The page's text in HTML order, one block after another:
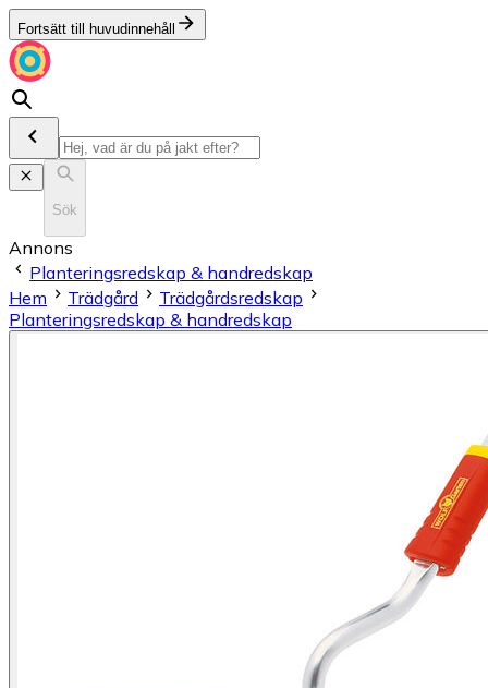
Fortsätt till huvudinnehåll
Sök
Annons
Planteringsredskap & handredskap
Hem
Trädgård
Trädgårdsredskap
Planteringsredskap & handredskap